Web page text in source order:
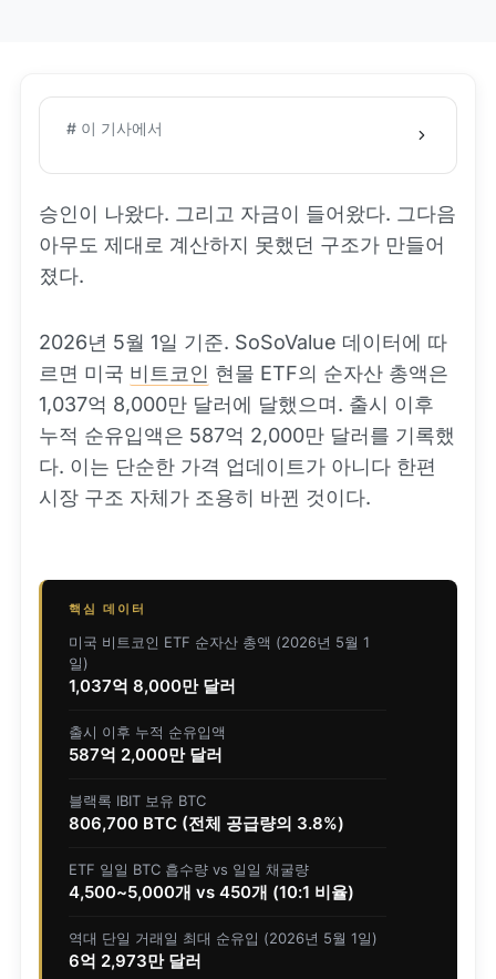
# 이 기사에서
승인이 나왔다. 그리고 자금이 들어왔다. 그다음
아무도 제대로 계산하지 못했던 구조가 만들어
졌다.
2026년 5월 1일 기준. SoSoValue 데이터에 따
르면 미국 비트코인 현물 ETF의 순자산 총액은
1,037억 8,000만 달러에 달했으며. 출시 이후
누적 순유입액은 587억 2,000만 달러를 기록했
다. 이는 단순한 가격 업데이트가 아니다 한편
시장 구조 자체가 조용히 바뀐 것이다.
핵심 데이터
미국 비트코인 ETF 순자산 총액 (2026년 5월 1
일)
1,037억 8,000만 달러
출시 이후 누적 순유입액
587억 2,000만 달러
블랙록 IBIT 보유 BTC
806,700 BTC (전체 공급량의 3.8%)
ETF 일일 BTC 흡수량 vs 일일 채굴량
4,500~5,000개 vs 450개 (10:1 비율)
역대 단일 거래일 최대 순유입 (2026년 5월 1일)
6억 2,973만 달러